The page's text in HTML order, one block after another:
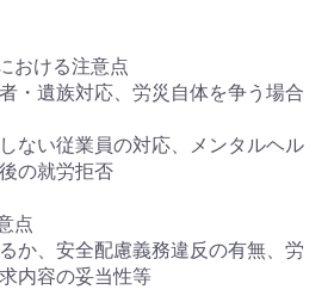
おける注意点
・遺族対応、労災自体を争う場合
ない従業員の対応、メンタルヘル
の就労拒否
点
か、安全配慮義務違反の有無、労
内容の妥当性等